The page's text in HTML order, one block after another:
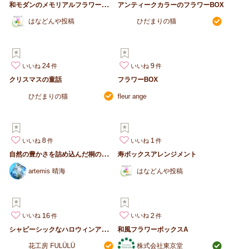
和
モダンのメモリアルフラワーアレンジ
はなどんや投稿
アンティークカラーのフラワーBOX
ひだまりの猫
いいね 24
クリスマスの童話
ひだまりの猫
いいね 9
フラワーBOX
fleur ange
いいね 8
自
然の豊かさを詰め込んだ桐の箱～クリスマス～お正月にも
artemis 晴海
いいね 1
寿ボックスアレンジメント
はなどんや投稿
いいね 16
花工房 FULÜLÜ
いいね 2
和風フラワーボックスA
株式会社東京堂